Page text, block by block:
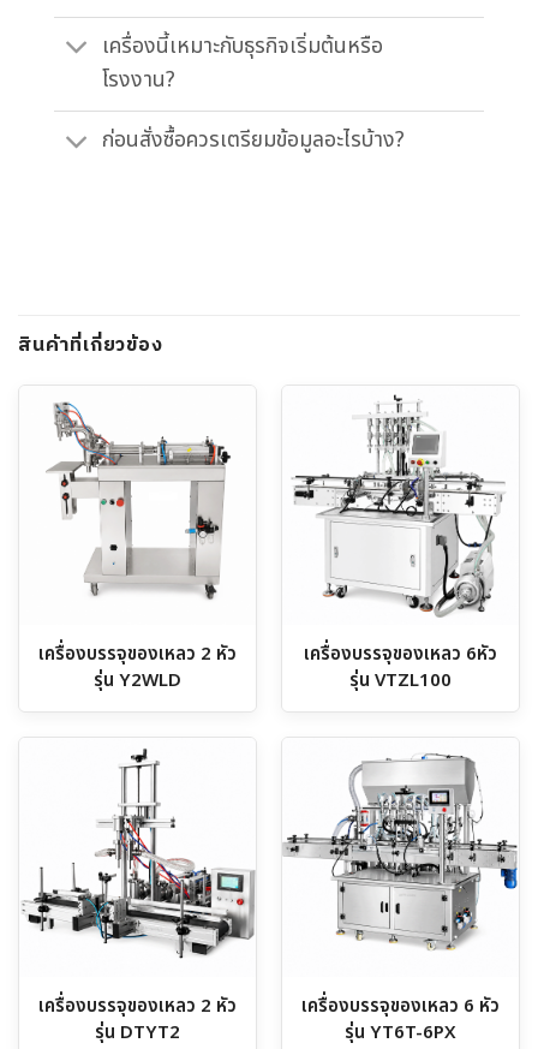
เครื่องนี้เหมาะกับธุรกิจเริ่มต้นหรือ
โรงงาน?
ก่อนสั่งซื้อควรเตรียมข้อมูลอะไรบ้าง?
สินค้าที่เกี่ยวข้อง
เครื่องบรรจุของเหลว 2 หัว
รุ่น Y2WLD
เครื่องบรรจุของเหลว 6หัว
รุ่น VTZL100
เครื่องบรรจุของเหลว 2 หัว
รุ่น DTYT2
เครื่องบรรจุของเหลว 6 หัว
รุ่น YT6T-6PX